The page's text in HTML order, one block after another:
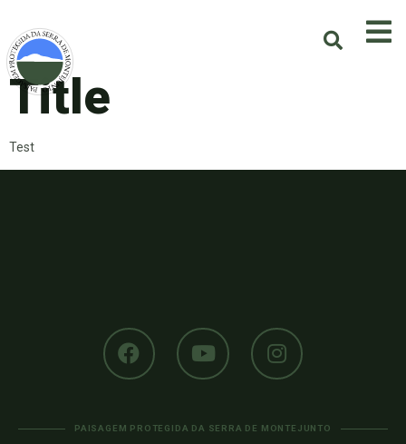
Title
Test
PAISAGEM PROTEGIDA DA SERRA DE MONTEJUNTO